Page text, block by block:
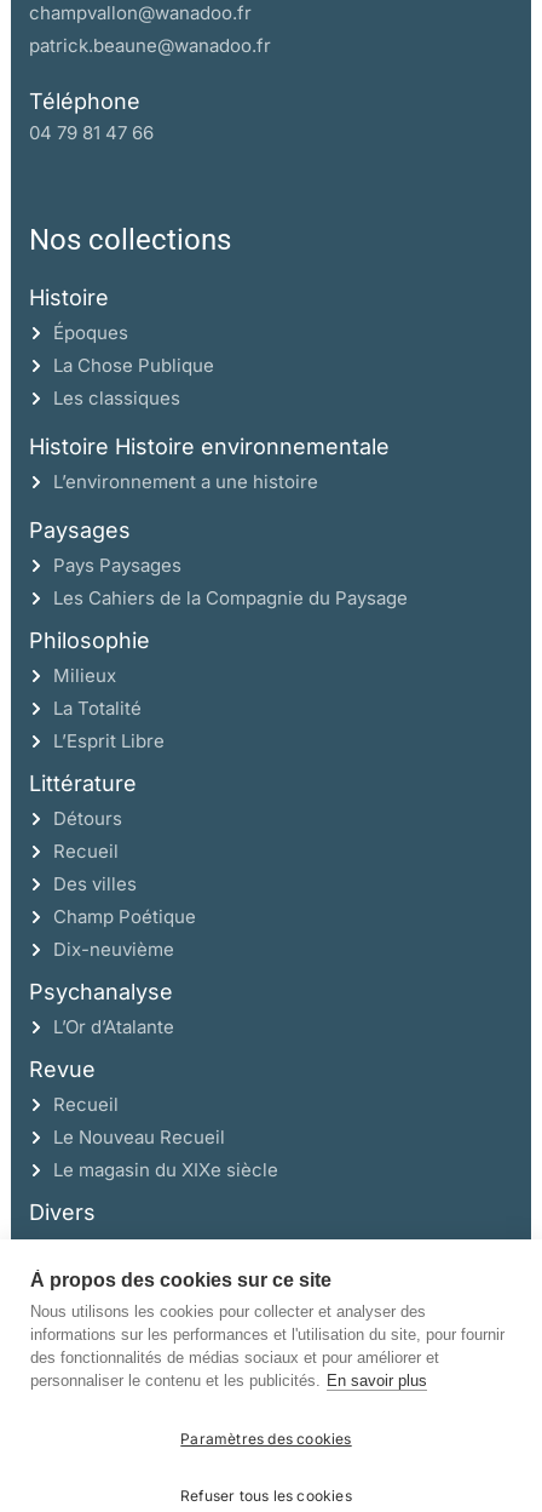
champvallon@wanadoo.fr
patrick.beaune@wanadoo.fr
Téléphone
04 79 81 47 66
Nos collections
Histoire
Époques
La Chose Publique
Les classiques
Histoire Histoire environnementale
L’environnement a une histoire
Paysages
Pays Paysages
Les Cahiers de la Compagnie du Paysage
Philosophie
Milieux
La Totalité
L’Esprit Libre
Littérature
Détours
Recueil
Des villes
Champ Poétique
Dix-neuvième
Psychanalyse
L’Or d’Atalante
Revue
Recueil
Le Nouveau Recueil
Le magasin du XIXe siècle
Divers
Ce site a été réalisé avec l’aide de la Région Auvergne Rhône-Alpes et de la
Drac Rhône-Alpes.
©Champ Vallon. Tous droits réservés.
À propos des cookies sur ce site
Nous utilisons les cookies pour collecter et analyser des
informations sur les performances et l'utilisation du site, pour fournir
des fonctionnalités de médias sociaux et pour améliorer et
personnaliser le contenu et les publicités. En savoir plus
Paramètres des cookies
Refuser tous les cookies